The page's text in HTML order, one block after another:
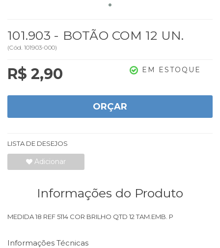
101.903 - BOTÃO COM 12 UN.
(Cód. 101903-000)
R$ 2,90 EM ESTOQUE
ORÇAR
LISTA DE DESEJOS
Adicionar
Informações do Produto
MEDIDA 18 REF 5114 COR BRILHO QTD 12 TAM.EMB. P
Informações Técnicas